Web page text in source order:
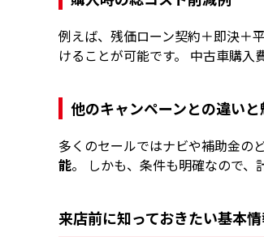
例えば、残価ローン契約＋即決＋
けることが可能です。 中古車購入
他のキャンペーンとの違いと
多くのセールではナビや補助金の
能。 しかも、条件も明確なので、
来店前に知っておきたい基本